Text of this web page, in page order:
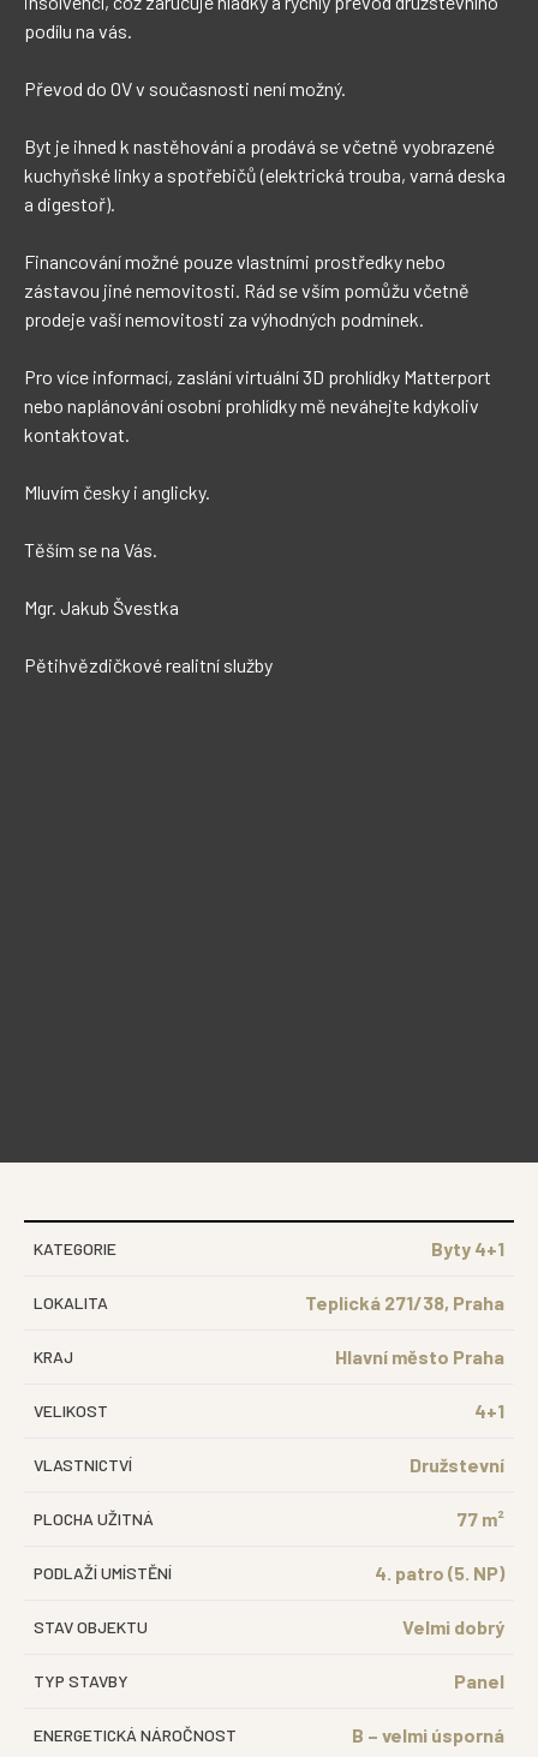
podílu na vás.
Převod do OV v současnosti není možný.
Byt je ihned k nastěhování a prodává se včetně vyobrazené
kuchyňské linky a spotřebičů (elektrická trouba, varná deska
a digestoř).
Financování možné pouze vlastními prostředky nebo
zástavou jiné nemovitosti. Rád se vším pomůžu včetně
prodeje vaší nemovitosti za výhodných podmínek.
Pro více informací, zaslání virtuální 3D prohlídky Matterport
nebo naplánování osobní prohlídky mě neváhejte kdykoliv
kontaktovat.
Mluvím česky i anglicky.
Těším se na Vás.
Mgr. Jakub Švestka
Pětihvězdičkové realitní služby
KATEGORIE Byty 4+1
LOKALITA Teplická 271/38, Praha
KRAJ Hlavní město Praha
VELIKOST 4+1
VLASTNICTVÍ Družstevní
PLOCHA UŽITNÁ 77 m²
PODLAŽÍ UMÍSTĚNÍ 4. patro (5. NP)
STAV OBJEKTU Velmi dobrý
TYP STAVBY Panel
ENERGETICKÁ NÁROČNOST B – velmi úsporná